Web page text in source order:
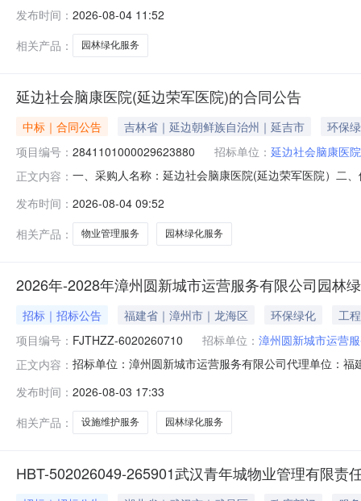
金额（元）:项目所在行政区划编码:652899项目所在行
发布时间： 2026-08-04 11:52
相关产品：
园林绿化服务
延边社会脑康医院(延边荣军医院)的合同公告
中标｜合同公告 吉林省｜延边朝鲜族自治州｜延吉市
环保
项目编号： 2841101000029623880 招标单位： 延边社会脑康医
正文内容： 一、采购人名称：延边社会脑康医院(延边荣军医院）二
公司园林绿化服务及物业管理服务详见附件项
发布时间： 2026-08-04 09:52
相关产品：
物业管理服务 园林绿化服务
2026年-2028年漳州圆新城市运营服务有限公司园林
招标｜招标公告 福建省｜漳州市｜龙海区 环保绿化
工程
项目编号： FJTHZZ-6020260710 招标单位： 漳州圆新城市运营
正文内容： 招标单位：漳州圆新城市运营服务有限公司代理单位：
营服务有限公司园林绿化及设施维护等服务项目采购（
发布时间： 2026-08-03 17:33
相关产品：
设施维护服务 园林绿化服务
HBT-502026049-265901武汉青年城物业管理有限责